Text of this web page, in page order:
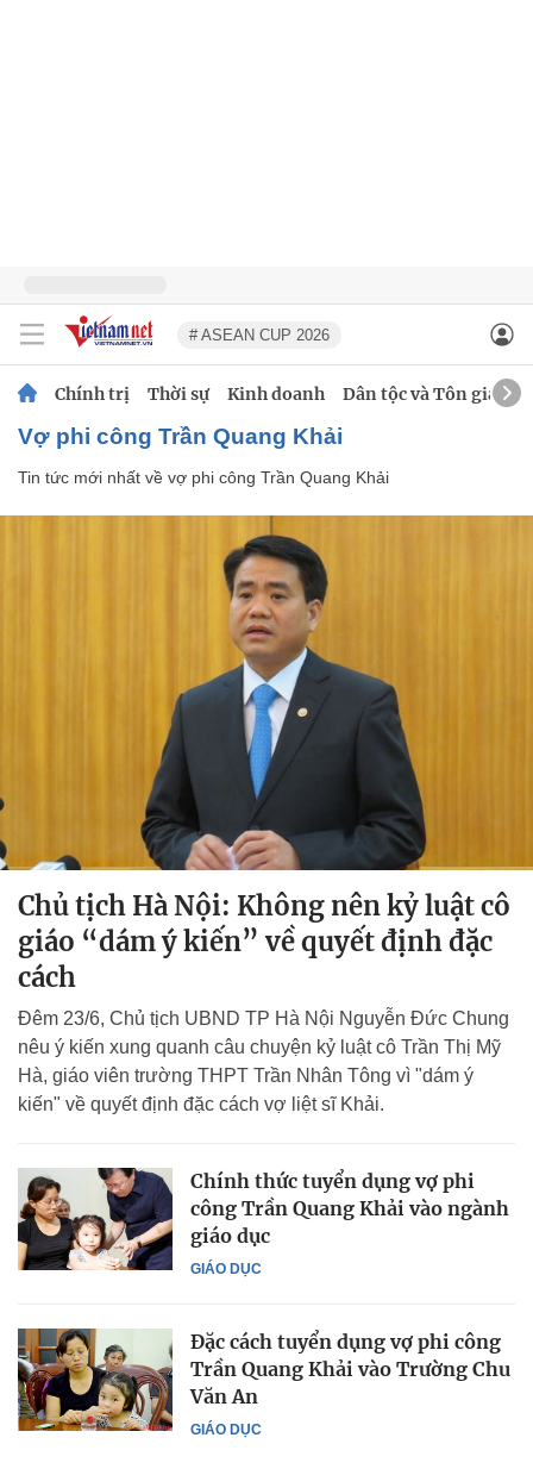
# ASEAN CUP 2026
Chính trị Thời sự Kinh doanh Dân tộc và Tôn giáo
vợ phi công Trần Quang Khải
Tin tức mới nhất về vợ phi công Trần Quang Khải
Chủ tịch Hà Nội: Không nên kỷ luật cô
giáo “dám ý kiến” về quyết định đặc
cách
Đêm 23/6, Chủ tịch UBND TP Hà Nội Nguyễn Đức Chung
nêu ý kiến xung quanh câu chuyện kỷ luật cô Trần Thị Mỹ
Hà, giáo viên trường THPT Trần Nhân Tông vì "dám ý
kiến" về quyết định đặc cách vợ liệt sĩ Khải.
GIÁO DỤC
Chính thức tuyển dụng vợ phi
công Trần Quang Khải vào ngành
giáo dục
GIÁO DỤC
Đặc cách tuyển dụng vợ phi công
Trần Quang Khải vào Trường Chu
Văn An